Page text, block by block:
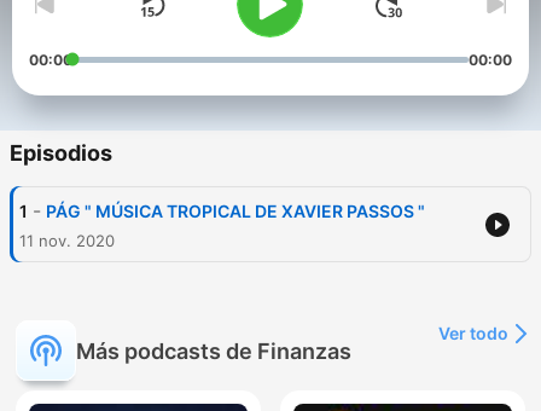
00:00 00:00
Episodios
1 - PÁG " MÚSICA TROPICAL DE XAVIER PASSOS "
11 nov. 2020
Más podcasts de Finanzas
Ver todo